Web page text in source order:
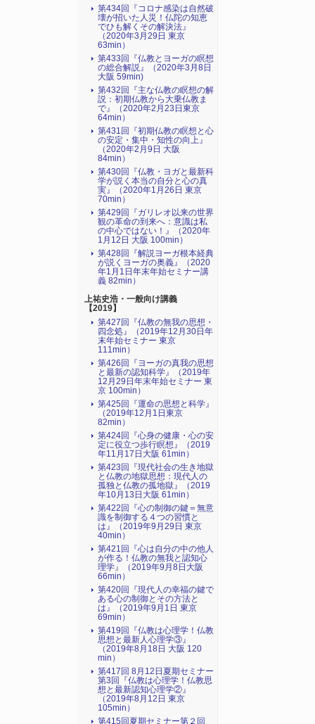
第434回『コロナ感染は自然破
壊が招いた人災！仏陀の知恵
でひも解くその解決法』
（2020年3月29日 東京
63min）
第433回『仏教とヨーガの瞑想
の総合解説』（2020年3月8日
大阪 59min)
第432回『主な仏教の瞑想の解
説：初期仏教から大乗仏教ま
で』（2020年2月23日東京
64min）
第431回『初期仏教の瞑想と心
の安定・集中・知性の向上』
（2020年2月9日 大阪
84min）
第430回『仏教・ヨガと最新科
学が説く本当の自分と心の真
実』（2020年1月26日 東京
70min）
第429回『ガリレオ以来の世界
観の革命の到来へ：意識は私
の中心ではない！』（2020年
1月12日 大阪 100min）
第428回『解説ヨーガ根本経典
が説くヨーガの奥義』（2020
年1月1日年末年始セミナー講
義 82min）
上祐史浩・一般向け講義
【2019】
第427回『仏教の無我の思想・
四念処』（2019年12月30日年
末年始セミナー 東京
111min）
第426回『ヨーガの真我の思想
と最新の認知科学』（2019年
12月29日年末年始セミナー 東
京 100min）
第425回『運命の思想と科学』
（2019年12月1日東京
82min）
第424回『心身の健康・心の安
定に役立つ歩行瞑想』（2019
年11月17日大阪 61min）
第423回『現代社会の生き地獄
と仏教の地獄思想：現代人の
孤独と仏教の孤地獄』（2019
年10月13日大阪 61min）
第422回『心の制御の鍵＝無意
識を制御する４つの習慣と
は』（2019年9月29日 東京
40min）
第421回『心は自分の中の他人
が作る！仏教の無我と認知心
理学』（2019年9月8日大阪
66min）
第420回『現代人の幸福の鍵で
ある心の制御とその方法と
は』（2019年9月1日 東京
69min）
第419回『仏教は心理学！仏教
思想と最新人心理学③』
（2019年8月18日 大阪 120
min）
第417回 8月12日夏期セミナー
第3回『仏教は心理学！仏教思
想と最新認知心理学②』
（2019年8月12日 東京
105min）
第415回夏期セミナー第２回